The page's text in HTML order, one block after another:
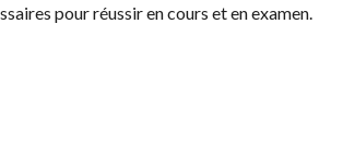
pour réussir en cours et en examen.